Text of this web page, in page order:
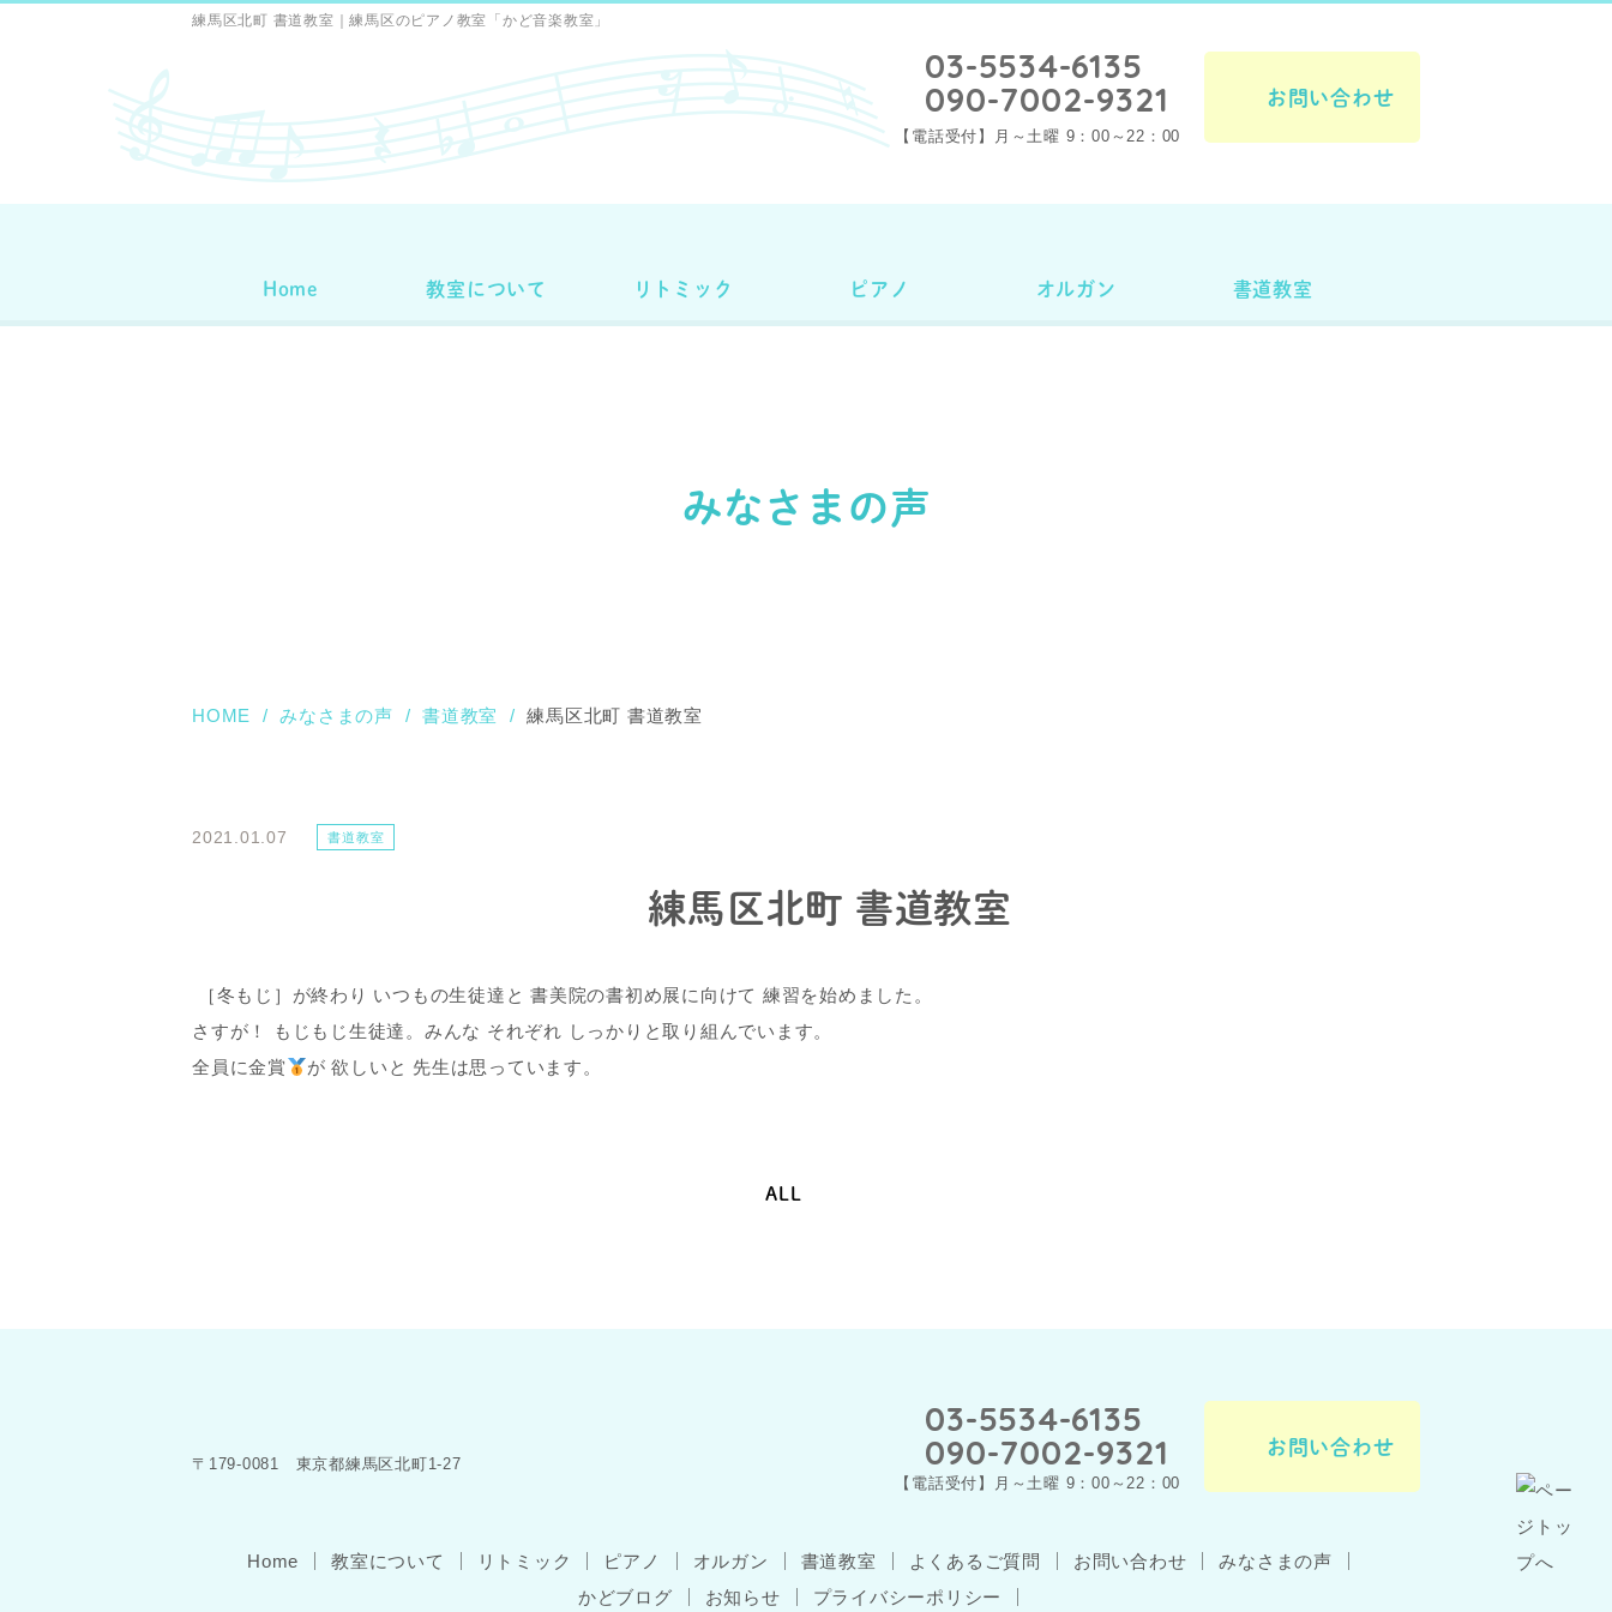
練馬区北町 書道教室｜練馬区のピアノ教室「かど音楽教室」
03-5534-6135
090-7002-9321
【電話受付】月～土曜 9：00～22：00
お問い合わせ
Home 教室について リトミック ピアノ オルガン 書道教室
みなさまの声
HOME みなさまの声 書道教室 練馬区北町 書道教室
2021.01.07 書道教室
練馬区北町 書道教室
［冬もじ］が終わり いつもの生徒達と 書美院の書初め展に向けて 練習を始めました。
さすが！ もじもじ生徒達。みんな それぞれ しっかりと取り組んでいます。
全員に金賞
が 欲しいと 先生は思っています。
ALL
〒179-0081 東京都練馬区北町1-27
03-5534-6135
090-7002-9321
【電話受付】月～土曜 9：00～22：00
お問い合わせ
Home 教室について リトミック ピアノ オルガン 書道教室 よくあるご質問 お問い合わせ
みなさまの声
かどブログ
お知らせ プライバシーポリシー